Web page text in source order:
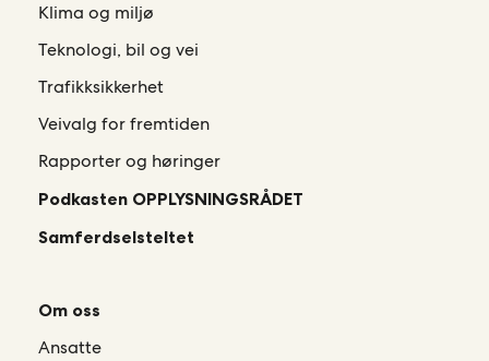
Klima og miljø
Teknologi, bil og vei
Trafikksikkerhet
Veivalg for fremtiden
Rapporter og høringer
Podkasten OPPLYSNINGSRÅDET
Samferdselsteltet
Om oss
Ansatte